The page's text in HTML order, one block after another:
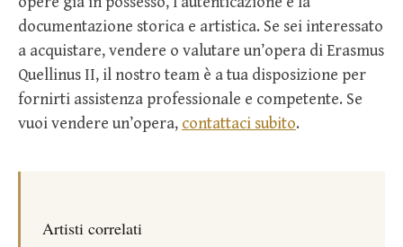
documentazione storica e artistica. Se sei interessato
a acquistare, vendere o valutare un’opera di Erasmus
Quellinus II, il nostro team è a tua disposizione per
fornirti assistenza professionale e competente. Se
vuoi vendere un’opera, contattaci subito.
Artisti correlati